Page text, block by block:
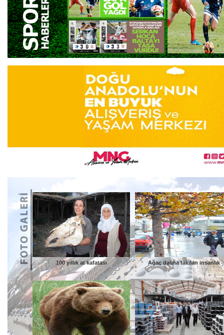
100 yıllık at kafatası Ağaç dalına takılan insanlık